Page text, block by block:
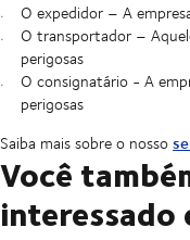
O expedidor – A
O transportador –
perigosas
O consignatário - A
perigosas
Saiba mais sobre o nosso
Você
interessado